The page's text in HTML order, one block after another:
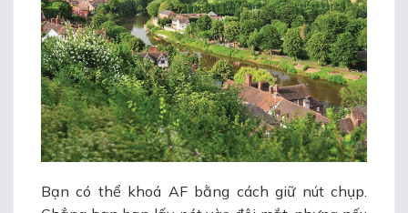
Bạn có thể khoá AF bằng cách giữ nút chụp.